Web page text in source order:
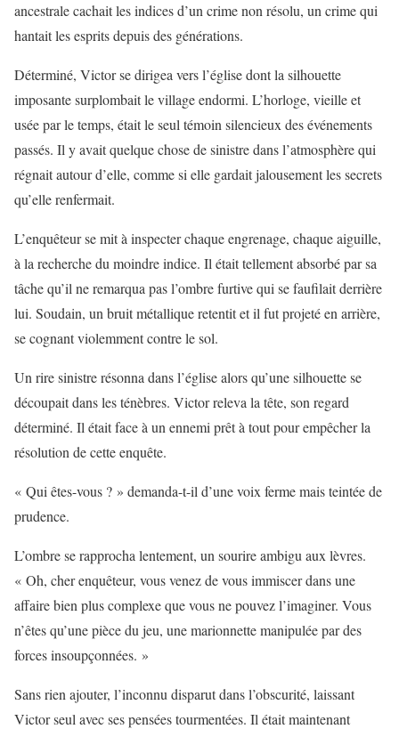
ancestrale cachait les indices d’un crime non résolu, un crime qui
hantait les esprits depuis des générations.
Déterminé, Victor se dirigea vers l’église dont la silhouette
imposante surplombait le village endormi. L’horloge, vieille et
usée par le temps, était le seul témoin silencieux des événements
passés. Il y avait quelque chose de sinistre dans l’atmosphère qui
régnait autour d’elle, comme si elle gardait jalousement les secrets
qu’elle renfermait.
L’enquêteur se mit à inspecter chaque engrenage, chaque aiguille,
à la recherche du moindre indice. Il était tellement absorbé par sa
tâche qu’il ne remarqua pas l’ombre furtive qui se faufilait derrière
lui. Soudain, un bruit métallique retentit et il fut projeté en arrière,
se cognant violemment contre le sol.
Un rire sinistre résonna dans l’église alors qu’une silhouette se
découpait dans les ténèbres. Victor releva la tête, son regard
déterminé. Il était face à un ennemi prêt à tout pour empêcher la
résolution de cette enquête.
« Qui êtes-vous ? » demanda-t-il d’une voix ferme mais teintée de
prudence.
L’ombre se rapprocha lentement, un sourire ambigu aux lèvres.
« Oh, cher enquêteur, vous venez de vous immiscer dans une
affaire bien plus complexe que vous ne pouvez l’imaginer. Vous
n’êtes qu’une pièce du jeu, une marionnette manipulée par des
forces insoupçonnées. »
Sans rien ajouter, l’inconnu disparut dans l’obscurité, laissant
Victor seul avec ses pensées tourmentées. Il était maintenant